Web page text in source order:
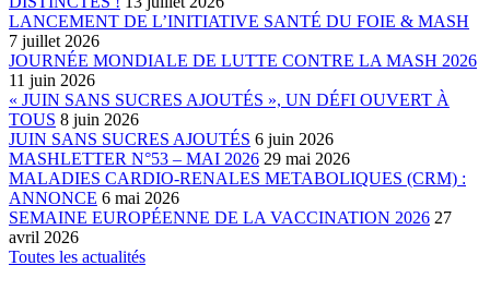
LANCEMENT DE L’INITIATIVE SANTÉ DU FOIE & MASH
7 juillet 2026
JOURNÉE MONDIALE DE LUTTE CONTRE LA MASH 2026
11 juin 2026
« JUIN SANS SUCRES AJOUTÉS », UN DÉFI OUVERT À
TOUS 8 juin 2026
JUIN SANS SUCRES AJOUTÉS 6 juin 2026
MASHLETTER N°53 – MAI 2026 29 mai 2026
MALADIES CARDIO-RENALES METABOLIQUES (CRM) :
ANNONCE 6 mai 2026
SEMAINE EUROPÉENNE DE LA VACCINATION 2026 27
avril 2026
Toutes les actualités